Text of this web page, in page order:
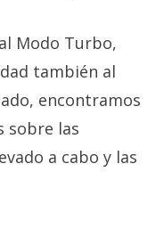
Modo Turbo,
también al
encontramos
sobre las
a cabo y las